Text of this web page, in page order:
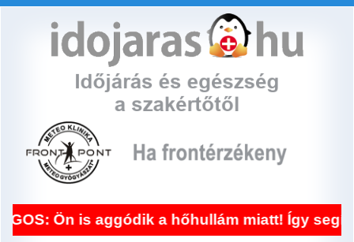
Ön is aggódik a hőhullám miatt! Így segít a